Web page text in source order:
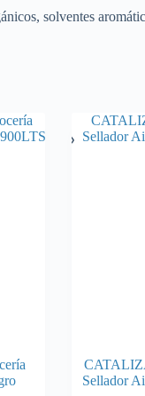
solventes
Sellador